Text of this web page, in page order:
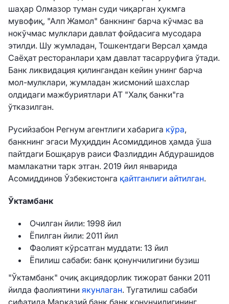
шаҳар Олмазор туман суди чиқарган ҳукмга
мувофиқ, "Алп Жамол" банкнинг барча кўчмас ва
нокўчмас мулклари давлат фойдасига мусодара
этилди. Шу жумладан, Тошкентдаги Версал ҳамда
Саёҳат ресторанлари ҳам давлат тасарруфига ўтади.
Банк ликвидация қилингандан кейин унинг барча
мол-мулклари, жумладан жисмоний шахслар
олдидаги мажбуриятлари АТ "Халқ банки"га
ўтказилган.
Русийзабон Регнум агентлиги хабарига кўра,
банкнинг эгаси Муҳиддин Асомиддинов ҳамда ўша
пайтдаги Бошқарув раиси Фазлиддин Абдурашидов
мамлакатни тарк этган. 2019 йил январида
Асомиддинов Ўзбекистонга қайтганлиги айтилган.
Ўктамбанк
Очилган йили: 1998 йил
Ёпилган йили: 2011 йил
Фаолият кўрсатган муддати: 13 йил
Ёпилиш сабаби: банк қонунчилигини бузиш
"Ўктамбанк" очиқ акциядорлик тижорат банки 2011
йилда фаолиятини якунлаган. Тугатилиш сабаби
сифатида Марказий банк банк қонунчилигининг